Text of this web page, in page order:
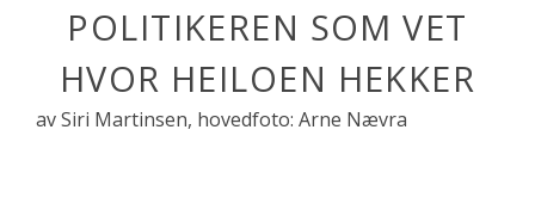
POLITIKEREN SOM VET
HVOR HEILOEN HEKKER
av Siri Martinsen, hovedfoto: Arne Nævra